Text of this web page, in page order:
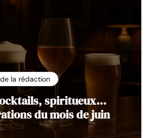
la rédaction
spiritueux…
du mois de juin